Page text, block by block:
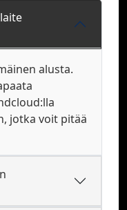
alusta.
jotka voit pitää